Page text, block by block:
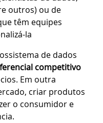
outros) ou de
têm equipes
la
de dados
competitivo
Em outra
criar produtos
o consumidor e